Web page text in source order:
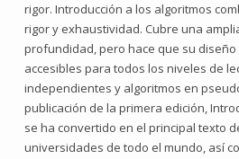
rigor. Introducción a los algoritmos
rigor y exhaustividad. Cubre una
profundidad, pero hace que su
accesibles para todos los niveles de
independientes y algoritmos en
publicación de la primera edición,
se ha convertido en el principal texto
universidades de todo el mundo, así